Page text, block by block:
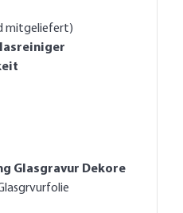
mitgeliefert)
Glasgravur Dekore